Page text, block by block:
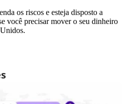
os riscos e esteja disposto a
você precisar mover o seu dinheiro